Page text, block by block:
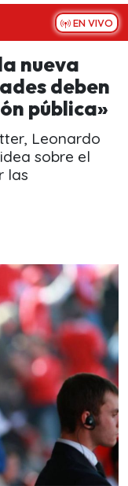
EN VIVO
nueva
deben
pública»
Leonardo
sobre el
las